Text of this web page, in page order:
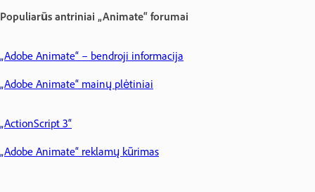
Populiarūs antriniai „Animate“ forumai
„Adobe Animate“ – bendroji informacija
„Adobe Animate“ mainų plėtiniai
„ActionScript 3“
„Adobe Animate“ reklamų kūrimas